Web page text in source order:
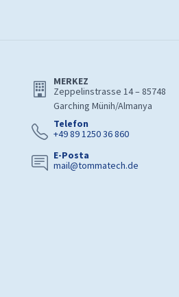
MERKEZ
Zeppelinstrasse 14 – 85748
Garching Münih/Almanya
Telefon
+49 89 1250 36 860
E-Posta
mail@tommatech.de